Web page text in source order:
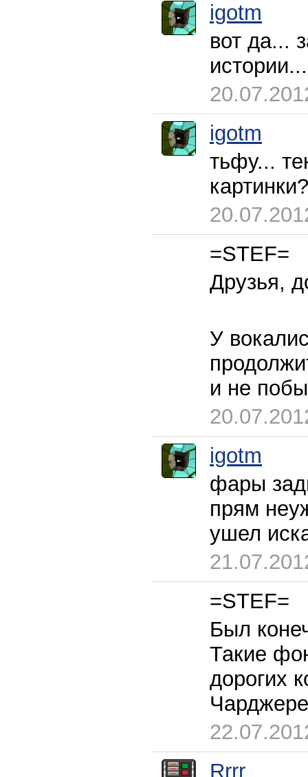
igotm
вот да...
истории...
igotm
тьфу...
=STEF=
Друзья,
У
и не
igotm
фары
прям
ушел
=STEF=
Был
Такие
дорогих
Rrrr